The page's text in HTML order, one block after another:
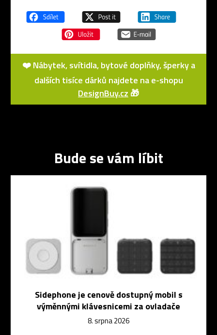
❤️ Nábytek, svítidla, bytové doplňky, šperky a
dalších tisíce dárků najdete na e-shopu
DesignBuy.cz 🎁
Bude se vám líbit
Sidephone je cenově dostupný mobil s
výměnnými klávesnicemi za ovladače
8. srpna 2026